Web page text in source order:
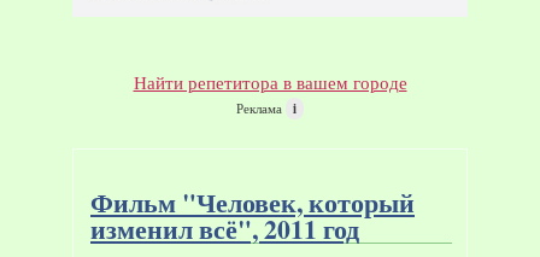
Найти репетитора в вашем городе
Реклама i
Фильм "Человек, который
изменил всё", 2011 год